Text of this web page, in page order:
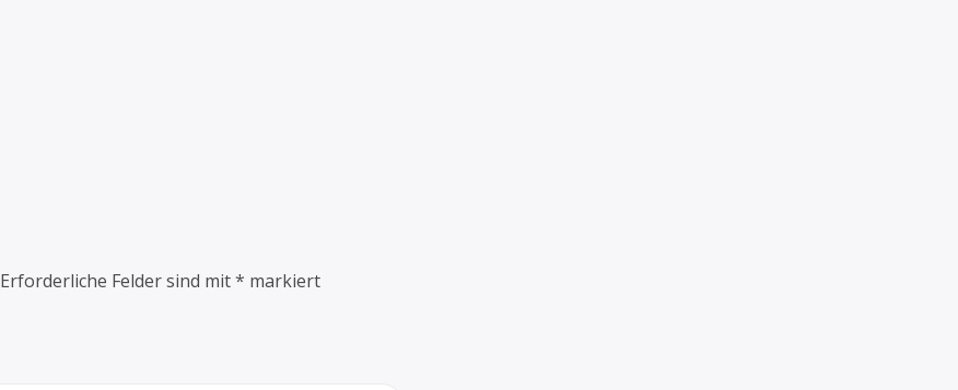
Erforderliche Felder sind mit* markiert